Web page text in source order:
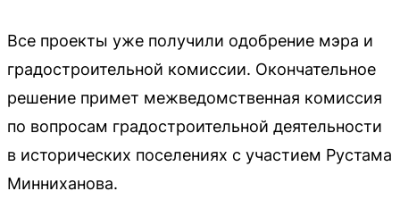
Все проекты уже получили одобрение мэра и
градостроительной комиссии. Окончательное
решение примет межведомственная комиссия
по вопросам градостроительной деятельности
в исторических поселениях с участием Рустама
Минниханова.